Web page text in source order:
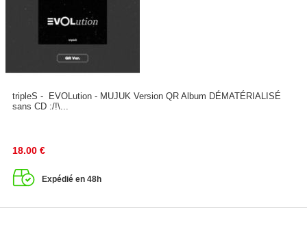
tripleS - EVOLution - MUJUK Version QR Album DÉMATÉRIALISÉ
sans CD :/!\...
18.00 €
Expédié en 48h